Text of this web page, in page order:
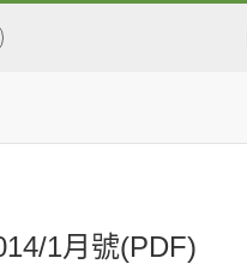
1月號(PDF)